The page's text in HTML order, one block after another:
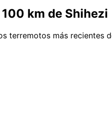
km de Shihezi
terremotos más recientes